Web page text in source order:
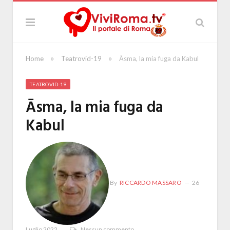
Home » Teatrovid-19 » Āsma, la mia fuga da Kabul
TEATROVID-19
Āsma, la mia fuga da
Kabul
By RICCARDO MASSARO 26